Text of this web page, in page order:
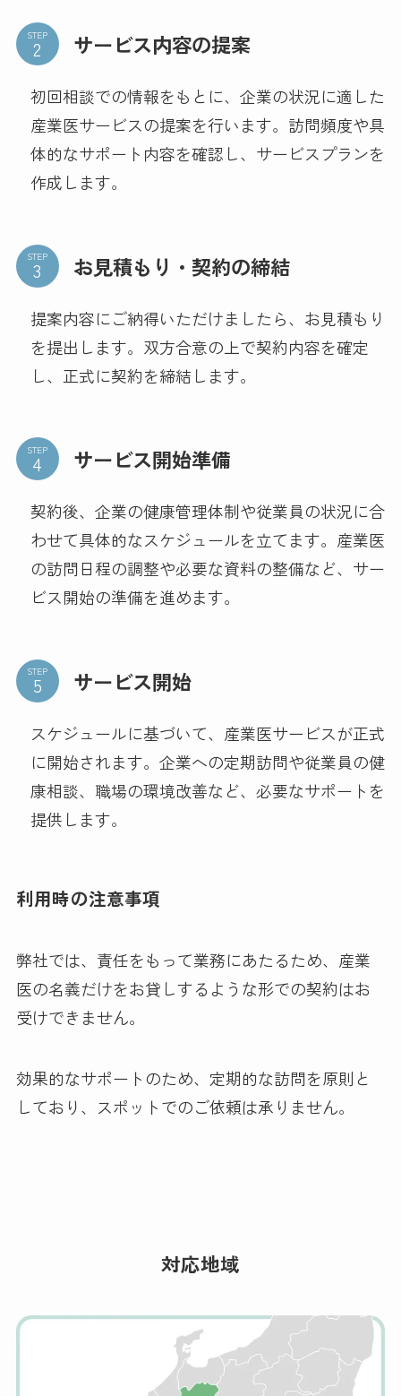
STEP サービス内容の提案
初回相談での情報をもとに、企業の状況に適した
産業医サービスの提案を行います。訪問頻度や具
体的なサポート内容を確認し、サービスプランを
作成します。
STEP お見積もり・契約の締結
提案内容にご納得いただけましたら、お見積もり
を提出します。双方合意の上で契約内容を確定
し、正式に契約を締結します。
STEP サービス開始準備
契約後、企業の健康管理体制や従業員の状況に合
わせて具体的なスケジュールを立てます。産業医
の訪問日程の調整や必要な資料の整備など、サー
ビス開始の準備を進めます。
STEP サービス開始
スケジュールに基づいて、産業医サービスが正式
に開始されます。企業への定期訪問や従業員の健
康相談、職場の環境改善など、必要なサポートを
提供します。
利用時の注意事項
弊社では、責任をもって業務にあたるため、産業
医の名義だけをお貸しするような形での契約はお
受けできません。
効果的なサポートのため、定期的な訪問を原則と
しており、スポットでのご依頼は承りません。
対応地域